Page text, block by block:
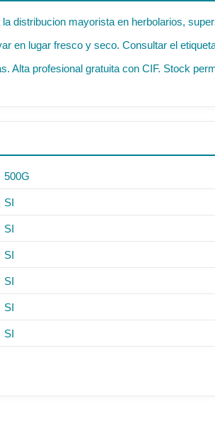
distribucion mayorista en herbolarios,
en lugar fresco y seco. Consultar el
profesional gratuita con CIF. Stock
500G
SI
SI
SI
SI
SI
SI